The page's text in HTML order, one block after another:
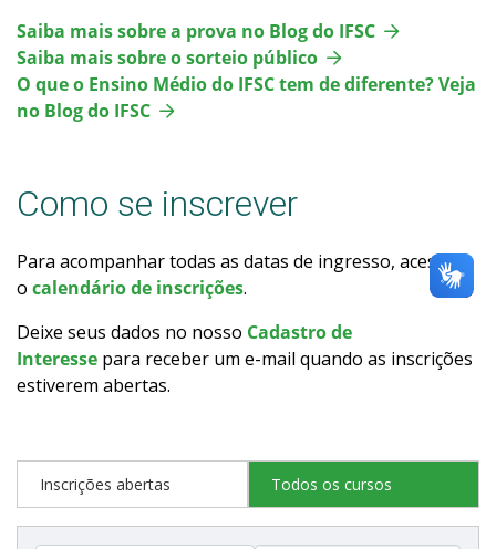
Cotas
Inscrições e acompanhamento
Transferências e Retornos
Provas e Gabaritos
Estatísticas dos Processos Seletivos
Saiba mais sobre a prova no Blog do IFSC
Saiba mais sobre o sorteio público
O que o Ensino Médio do IFSC tem de diferente? Veja
no Blog do IFSC
Como se inscrever
Para acompanhar todas as datas de ingresso, acesse
o calendário de inscrições.
Deixe seus dados no nosso Cadastro de
Interesse para receber um e-mail quando as inscrições
estiverem abertas.
Inscrições abertas Todos os cursos